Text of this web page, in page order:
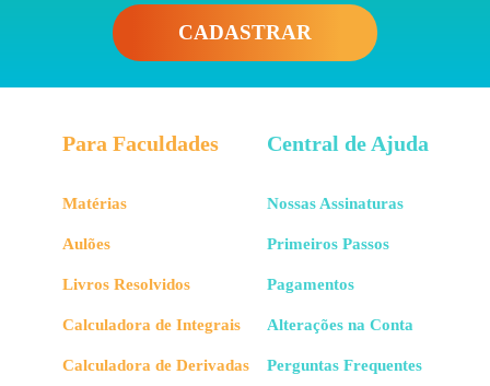
CADASTRAR
Para Faculdades
Matérias
Aulões
Livros Resolvidos
Calculadora de Integrais
Calculadora de Derivadas
Central de Ajuda
Nossas Assinaturas
Primeiros Passos
Pagamentos
Alterações na Conta
Perguntas Frequentes